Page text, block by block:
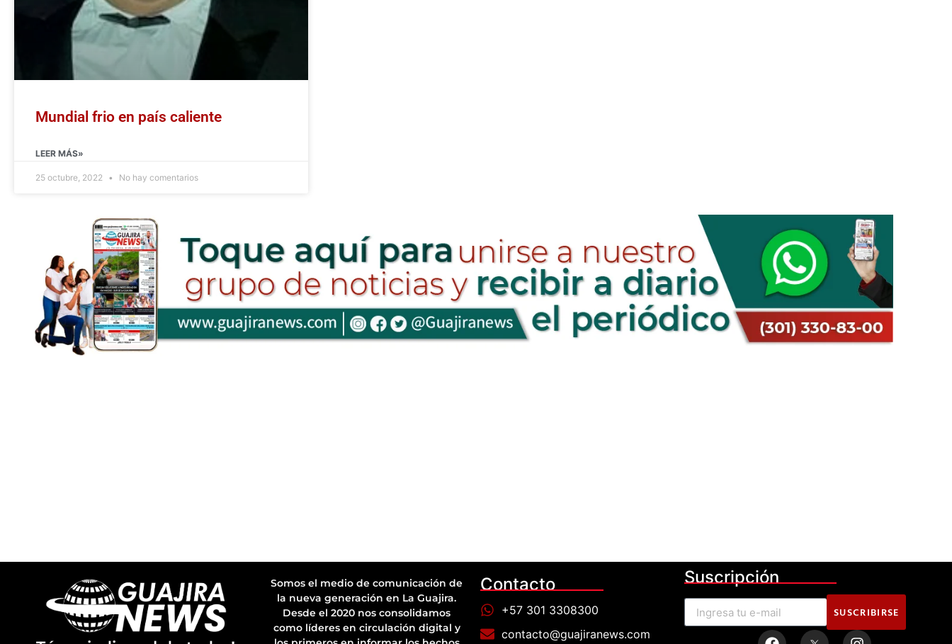
Mundial frio en país caliente
LEER MÁS»
25 octubre, 2022 No hay comentarios
Somos el medio de comunicación de
la nueva generación en La Guajira.
Desde el 2020 nos consolidamos
como líderes en circulación digital y
Contacto
+57 301 3308300
contacto@guajiranews.com
Suscripción
SUSCRIBIRSE